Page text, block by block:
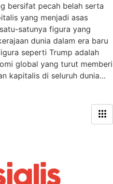
bersifat pecah belah serta
yang menjadi asas
satunya figura yang
dunia dalam era baru
seperti Trump adalah
global yang turut memberi
kapitalis di seluruh dunia…